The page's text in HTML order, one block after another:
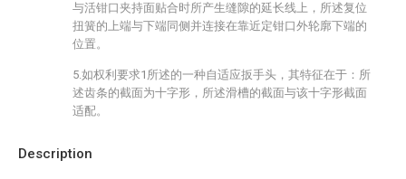
Description
与活钳口夹持面贴合时所产生缝隙的延长线上，所述复位
扭簧的上端与下端同侧并连接在靠近定钳口外轮廓下端的
位置。
5.如权利要求1所述的一种自适应扳手头，其特征在于：所
述齿条的截面为十字形，所述滑槽的截面与该十字形截面
适配。